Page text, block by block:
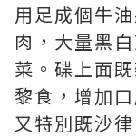
用足成個牛
肉，大量黑
菜。碟上面
黎食，增加
又特別既沙律